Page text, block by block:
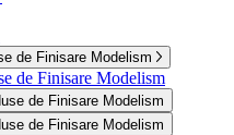
de Finisare Modelism
de Finisare Modelism
de Finisare Modelism
de Finisare Modelism